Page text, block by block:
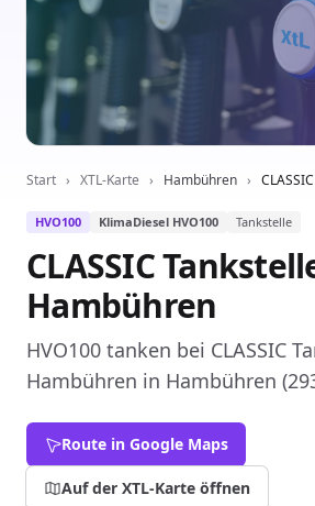
Start › XTL-Karte › Hambühren ›
HVO100 KlimaDiesel HVO100 Tankstelle
CLASSIC
Hambühren
HVO100 tanken bei CLASSIC
Hambühren in Hambühren
Route in Google Maps
Auf der XTL-Karte öffnen